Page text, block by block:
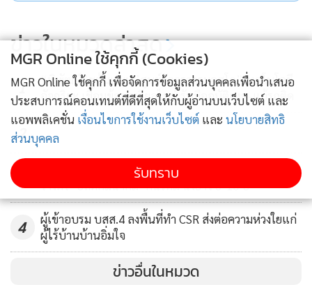
การผลิต การขนส่ง ระบบสาธารณสุข การท่องเที่ยว การพัฒนา
ทักษะด้านดิจิทัลแก่บุคลากรและผู้ประกอบการ SMEs รวมถึงนำ
เทคโนโลยีดิจิทัลเข้ามาช่วยฟื้นฟูเศรษฐกิจจากสถานการณ์โรคโค
วิด-19 เพื่อให้ไทยและอาเซียนเป็นภูมิภาคที่มีความแข็งแกร่ง
และพร้อมเข้าสู่เศรษฐกิจยุคดิจิทัลต่อไป
ปัจจุบันสหรัฐฯ เป็นคู่ค้าอันดับ 3 ของไทย รองจากจีนและญี่ปุ่น
โดยในช่วง 8 เดือนของปี 2564 (ม.ค.-ส.ค.) การค้าระหว่างไทย
กับสหรัฐฯ มีมูลค่า 36,460 ล้านเหรียญสหรัฐ เพิ่มขึ้น 9.56% โดย
ไทยส่งออกไปสหรัฐฯ มูลค่า 26,884 ล้านเหรียญสหรัฐ เพิ่ม
20.56% สินค้าส่งออกสำคัญ เช่น เครื่องคอมพิวเตอร์อุปกรณ์
และส่วนประกอบ ผลิตภัณฑ์ยาง รถยนต์ อุปกรณ์และส่วน
ประกอบ อัญมณีและเครื่องประดับ เหล็ก และเหล็กกล้าและ
ข่าวในหมวดล่าสุด
1
“พิพัฒน์”ชูต้นแบบ”ศูนย์จัดจราจรมอสโก”เทคโนโลยี
อัจฉริยะ เชื่อมข้อมูลเรียลไทม์ รับมืออุบัติเหตุ-แก้รถติด
2
จับตา”ภูมิใจไทย”จัดทัพเก้าอี้บิ๊ก”คมนาคม”
วางตัว“ปลัดคมนาคม”คนใหม่ นั่งยาว 8-10 ปี
4
ผู้เข้าอบรม บสส.4 ลงพื้นที่ทำ CSR ส่งต่อความห่วงใยแก่
ผู้ไร้บ้านบ้านอิ่มใจ
ข่าวอื่นในหมวด
MGR Online ใช้คุกกี้ (Cookies)
MGR Online ใช้คุกกี้ เพื่อจัดการข้อมูลส่วนบุคคลเพื่อนำเสนอ
ประสบการณ์คอนเทนต์ที่ดีที่สุดให้กับผู้อ่านบนเว็บไซต์ และ
แอพพลิเคชั่น เงื่อนไขการใช้งานเว็บไซต์ และ นโยบายสิทธิ
ส่วนบุคคล
รับทราบ